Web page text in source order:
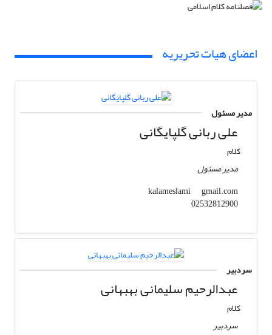
اعضای هیات تحریریه
مدیر مسئول
علی ربانی گلپایگانی
کلام
مدیر مسئول
kalameslami
gmail.com
02532812900
سردبیر
عبدالرحیم سلیمانی بهبهانی
کلام
سردبیر